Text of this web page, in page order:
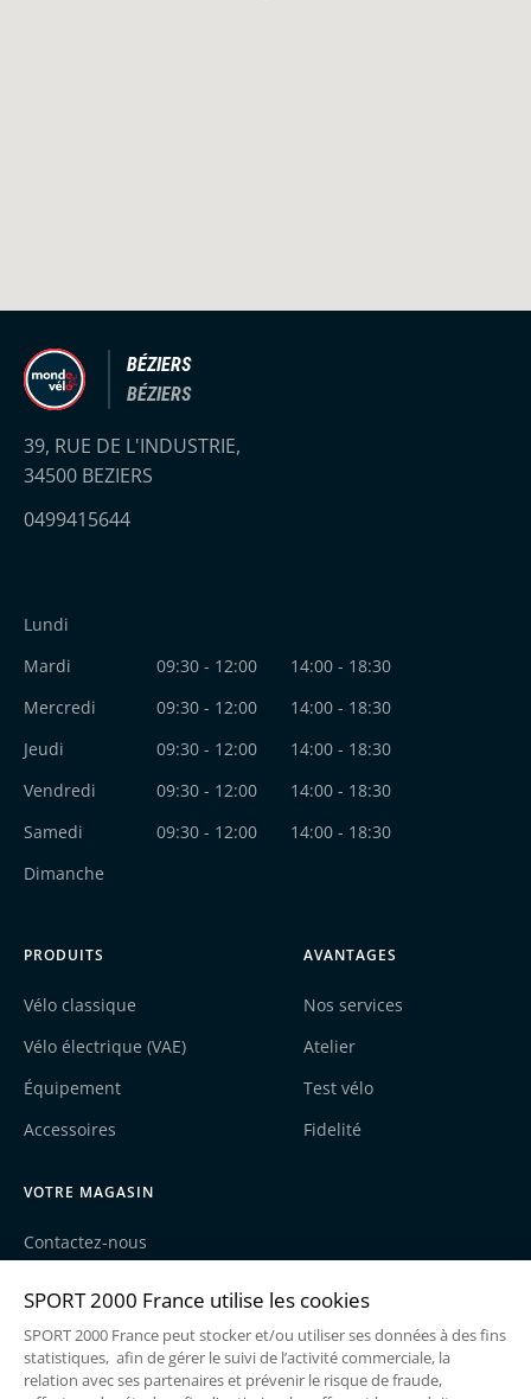
BÉZIERS
BÉZIERS
39, RUE DE L'INDUSTRIE,
34500 BEZIERS
0499415644
Lundi
Mardi
09:30 - 12:00
14:00 - 18:30
Mercredi
09:30 - 12:00
14:00 - 18:30
Jeudi
09:30 - 12:00
14:00 - 18:30
Vendredi
09:30 - 12:00
14:00 - 18:30
Samedi
09:30 - 12:00
14:00 - 18:30
Dimanche
PRODUITS
Vélo classique
Vélo électrique (VAE)
Équipement
Accessoires
AVANTAGES
Nos services
Atelier
Test vélo
Fidelité
VOTRE MAGASIN
Contactez-nous
Recrutement